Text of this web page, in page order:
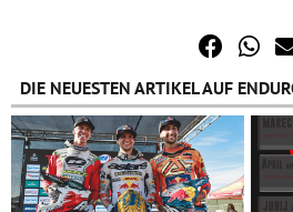
DIE NEUESTEN ARTIKEL AUF